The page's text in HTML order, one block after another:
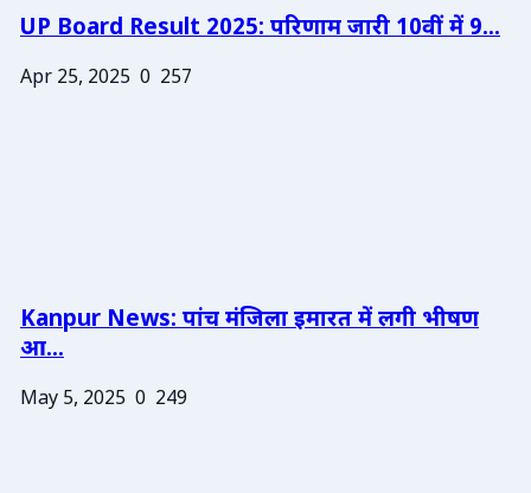
UP Board Result 2025: परिणाम जारी 10वीं में 9...
Apr 25, 2025 0 257
Kanpur News: पांच मंजिला इमारत में लगी भीषण
आ...
May 5, 2025 0 249